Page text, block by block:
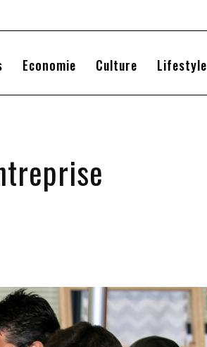
Economie Culture Lifestyle